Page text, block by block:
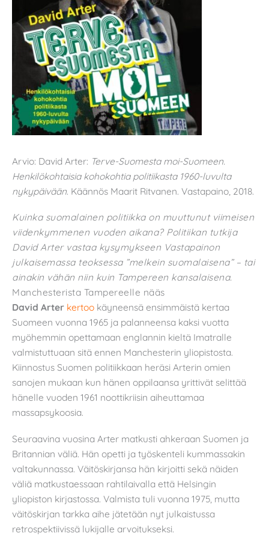
Arvio: David Arter: Terve-Suomesta moi-Suomeen.
Henkilökohtaisia kohokohtia politiikasta 1960-luvulta
nykypäivään. Käännös Maarit Ritvanen. Vastapaino, 2018.
Kuinka suomalainen politiikka on muuttunut viimeisen
viidenkymmenen vuoden aikana? Politiikan tutkija
David Arter vastaa kysymykseen Vastapainon
julkaisemassa teoksessa ”melkein suomalaisena” – tai
ainakin vähän niin kuin Tampereen kansalaisena.
Manchesterista Tampereelle nääs
David Arter kertoo käyneensä ensimmäistä kertaa
Suomeen vuonna 1965 ja palanneensa kaksi vuotta
myöhemmin opettamaan englannin kieltä Imatralle
valmistuttuaan sitä ennen Manchesterin yliopistosta.
Kiinnostus Suomen politiikkaan heräsi Arterin omien
sanojen mukaan kun hänen oppilaansa yrittivät selittää
hänelle vuoden 1961 noottikriisin aiheuttamaa
massapsykoosia.
Seuraavina vuosina Arter matkusti ahkeraan Suomen ja
Britannian väliä. Hän opetti ja työskenteli kummassakin
valtakunnassa. Väitöskirjansa hän kirjoitti sekä näiden
väliä matkustaessaan rahtilaivalla että Helsingin
yliopiston kirjastossa. Valmista tuli vuonna 1975, mutta
väitöskirjan tarkka aihe jätetään nyt julkaistussa
retrospektiivissä lukijalle arvoitukseksi.